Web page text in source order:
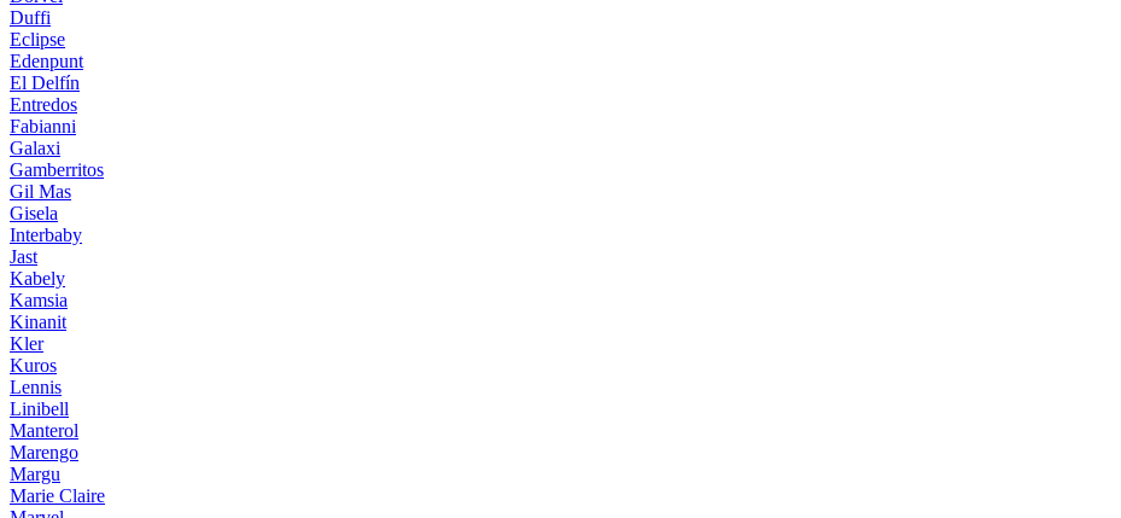
Duffi
Eclipse
Edenpunt
El Delfín
Entredos
Fabianni
Galaxi
Gamberritos
Gil Mas
Gisela
Interbaby
Jast
Kabely
Kamsia
Kinanit
Kler
Kuros
Lennis
Linibell
Manterol
Marengo
Margu
Marie Claire